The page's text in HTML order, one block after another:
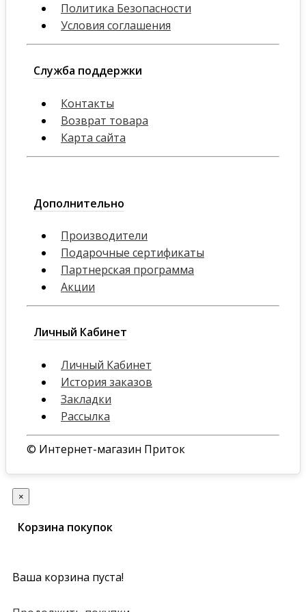
Политика Безопасности
Условия соглашения
Служба поддержки
Контакты
Возврат товара
Карта сайта
Дополнительно
Производители
Подарочные сертификаты
Партнерская программа
Акции
Личный Кабинет
Личный Кабинет
История заказов
Закладки
Рассылка
© Интернет-магазин Приток
×
Корзина покупок
Ваша корзина пуста!